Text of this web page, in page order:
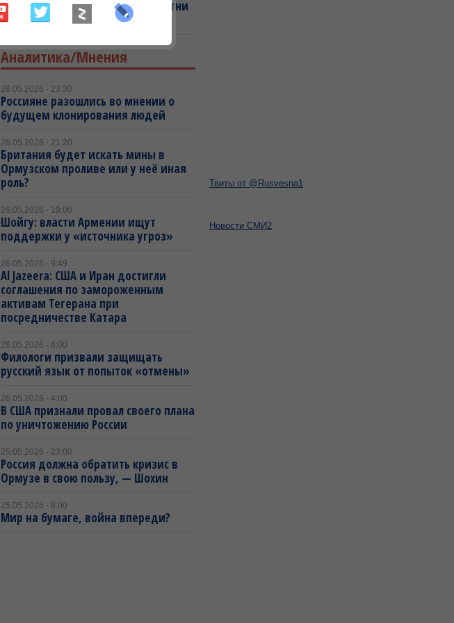
100 рублей от каждого спасут сотни
жизней наших бойцов (ВИДЕО)
Аналитика/Мнения
26.05.2026 - 23:30
Россияне разошлись во мнении о
будущем клонирования людей
26.05.2026 - 21:20
Британия будет искать мины в
Ормузском проливе или у неё иная
роль?
26.05.2026 - 19:00
Шойгу: власти Армении ищут
поддержки у «источника угроз»
26.05.2026 - 9:49
Al Jazeera: США и Иран достигли
соглашения по замороженным
активам Тегерана при
посредничестве Катара
26.05.2026 - 6:00
Филологи призвали защищать
русский язык от попыток «отмены»
26.05.2026 - 4:00
В США признали провал своего плана
по уничтожению России
25.05.2026 - 23:00
Россия должна обратить кризис в
Ормузе в свою пользу, — Шохин
25.05.2026 - 8:00
Мир на бумаге, война впереди?
Твиты от @Rusvesna1
Новости СМИ2